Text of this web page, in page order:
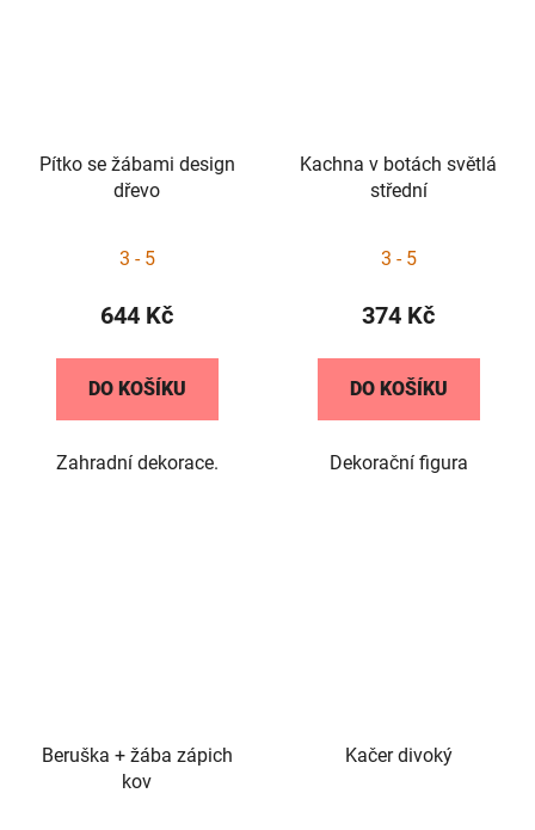
Pítko se žábami design
dřevo
3 - 5
644 Kč
DO KOŠÍKU
Zahradní dekorace.
Kachna v botách světlá
střední
3 - 5
374 Kč
DO KOŠÍKU
Dekorační figura
Beruška + žába zápich
kov
Kačer divoký